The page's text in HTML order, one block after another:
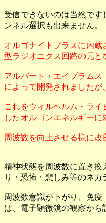
受信できないのは当然です
ンネル選択も出来ません。
オルゴナイトプラスに内蔵
型ラジオニクス回路の元と
アルバート・エイブラムス
によって開発されましたが、
これをウィルヘルム・ライ
したオルゴンエネルギーに
周波数を向上させる様に改
精神状態を周波数に置き換
り・恐怖・悲しみ等のネガ
周波数意識が下がり、免
は、電子顕微鏡の観察から